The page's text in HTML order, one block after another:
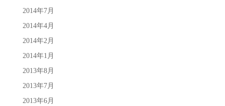
2014年7月
2014年4月
2014年2月
2014年1月
2013年8月
2013年7月
2013年6月